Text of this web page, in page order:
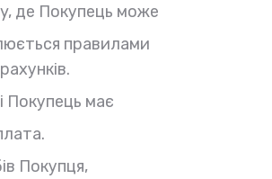
де Покупець може
правилами
Покупець має
Покупця,